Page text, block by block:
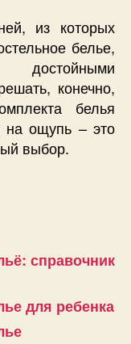
из которых
белье,
достойными
конечно,
белья
на ощупь – это
выбор.
справочник
для ребенка